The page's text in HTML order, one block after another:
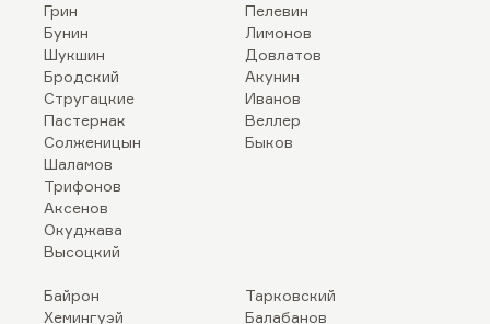
Грин
Бунин
Шукшин
Бродский
Стругацкие
Пастернак
Солженицын
Шаламов
Трифонов
Аксенов
Окуджава
Высоцкий
Пелевин
Лимонов
Довлатов
Акунин
Иванов
Веллер
Быков
Байрон
Хемингуэй
Тарковский
Балабанов